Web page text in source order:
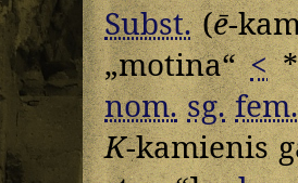
Subst.(ē-
„motina“<*
nom. sg. fem.
K-kamienis